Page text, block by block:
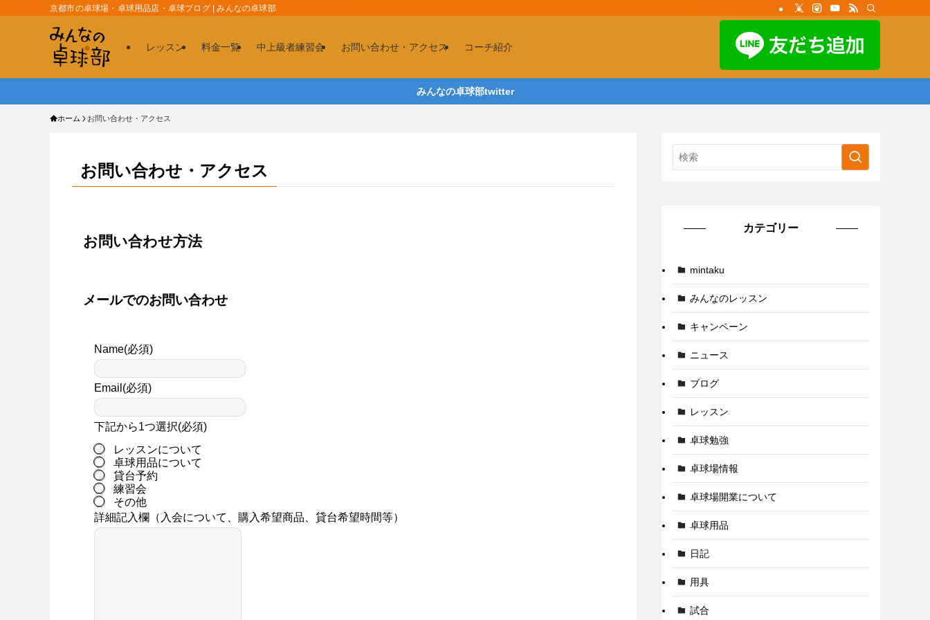
京都市の卓球場・卓球用品店・卓球ブログ | みんなの卓球部
レッスン 料金一覧 中上級者練習会 お問い合わせ・アクセス コーチ紹介
みんなの卓球部twitter
ホーム お問い合わせ・アクセス
お問い合わせ・アクセス
お問い合わせ方法
メールでのお問い合わせ
Name(必須)
Email (必須)
下記から1つ選択(必須)
レッスンについて
卓球用品について
貸台予約
練習会
その他
詳細記入欄（入会について、購入希望商品、貸台希望時間等）
カテゴリー
mintaku
みんなのレッスン
キャンペーン
ニュース
ブログ
レッスン
卓球勉強
卓球場情報
卓球場開業について
卓球用品
日記
用具
試合